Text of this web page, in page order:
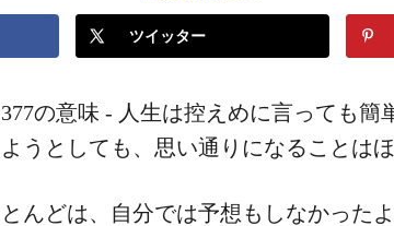
ツイッター
の意味 - 人生は控えめに言っても簡
うとしても、思い通りになることはほ
んどは、自分では予想もしなかった